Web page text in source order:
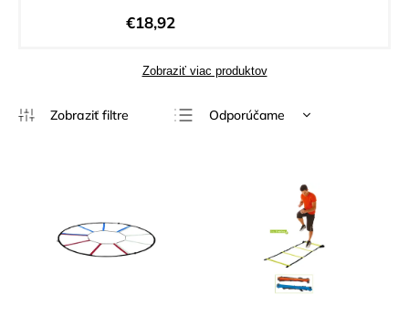
€18,92
Zobraziť viac produktov
Odporúčame
Najpredávanejšie